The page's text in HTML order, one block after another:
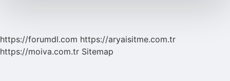
https://forumdl.com https://aryaisitme.com.tr
https://moiva.com.tr Sitemap